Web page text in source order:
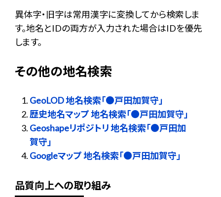
異体字・旧字は常用漢字に変換してから検索しま
す。地名とIDの両方が入力された場合はIDを優先
します。
その他の地名検索
GeoLOD 地名検索「●戸田加賀守」
歴史地名マップ 地名検索「●戸田加賀守」
Geoshapeリポジトリ 地名検索「●戸田加
賀守」
Googleマップ 地名検索「●戸田加賀守」
品質向上への取り組み